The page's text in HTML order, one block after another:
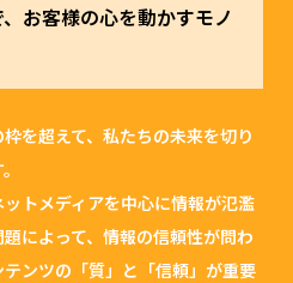
お客様の心を動かすモノ
を超えて、私たちの未来を切り
トメディアを中心に情報が氾濫
によって、情報の信頼性が問わ
ンツの「質」と「信頼」が重要